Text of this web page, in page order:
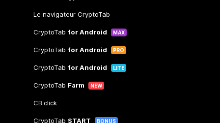
Le navigateur CryptoTab
CryptoTab for Android MAX
CryptoTab for Android PRO
CryptoTab for Android LITE
CryptoTab Farm NEW
CB.click
CryptoTab START BONUS